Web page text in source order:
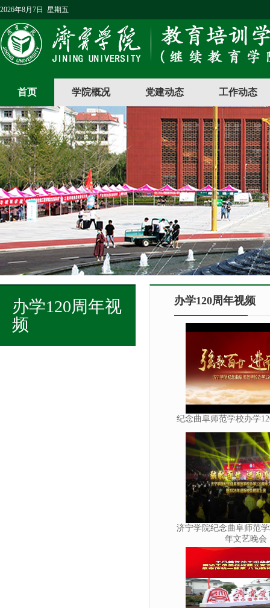
2026年8月7日 星期五
首页 学院概况 党建动态 工作动态
办学120周年视
频
办学120周年视频
纪念曲阜师范学校办学
济宁学院纪念曲阜师范
年文艺晚会